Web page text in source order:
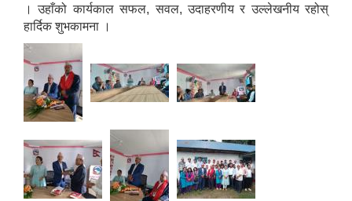
। उहाँको कार्यकाल सफल, सवल, उदाहरणीय र उल्लेखनीय रहोस्
हार्दिक शुभकामना ।